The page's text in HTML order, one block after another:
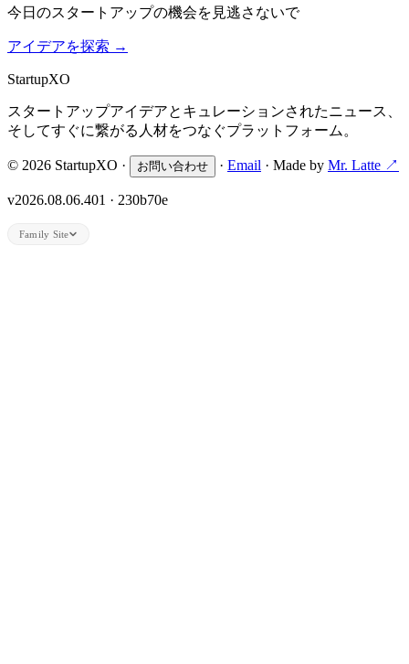
今日のスタートアップの機会を見逃さないで
アイデアを探索 →
StartupXO
スタートアップアイデアとキュレーションされたニュース、
そしてすぐに繋がる人材をつなぐプラットフォーム。
© 2026 StartupXO · お問い合わせ · Email · Made by Mr. Latte ↗
v2026.08.06.401 · 230b70e
Family Site